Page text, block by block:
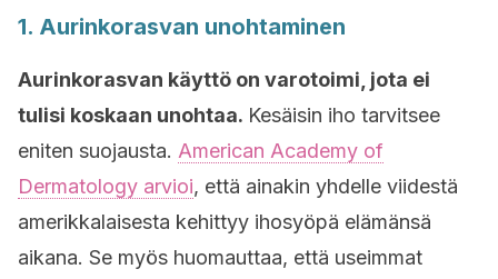
1. Aurinkorasvan unohtaminen
Aurinkorasvan käyttö on varotoimi, jota ei
tulisi koskaan unohtaa. Kesäisin iho tarvitsee
eniten suojausta. American Academy of
Dermatology arvioi, että ainakin yhdelle viidestä
amerikkalaisesta kehittyy ihosyöpä elämänsä
aikana. Se myös huomauttaa, että useimmat